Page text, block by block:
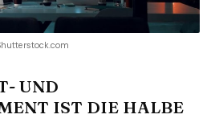
UND
IST DIE HALBE